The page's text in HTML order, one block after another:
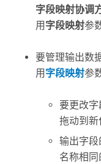
字段映射协调
用 字段映射参
要管理输出数
用 字段映射参
要更改
拖动到新
输出字
名称相